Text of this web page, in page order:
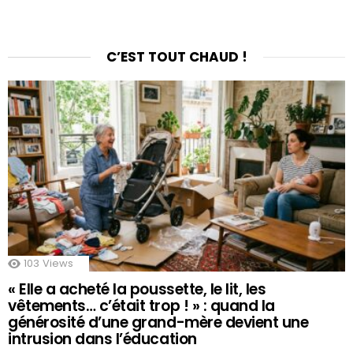
C’EST TOUT CHAUD !
103 Views
« Elle a acheté la poussette, le lit, les
vêtements… c’était trop ! » : quand la
générosité d’une grand-mère devient une
intrusion dans l’éducation